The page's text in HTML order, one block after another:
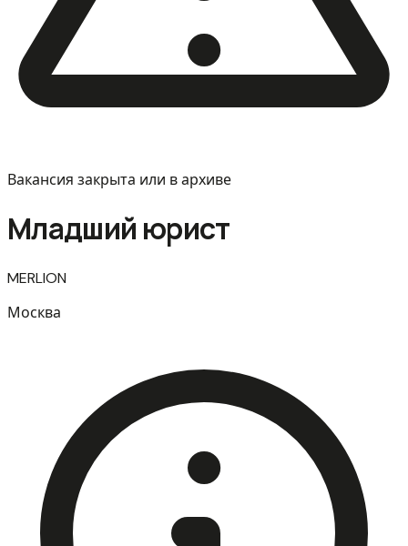
Вакансия закрыта или в архиве
Младший юрист
MERLION
Москва